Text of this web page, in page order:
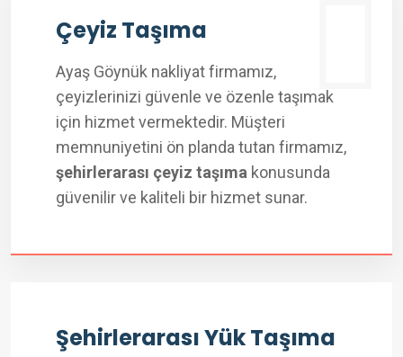
Çeyiz Taşıma
Ayaş Göynük nakliyat firmamız,
çeyizlerinizi güvenle ve özenle taşımak
için hizmet vermektedir. Müşteri
memnuniyetini ön planda tutan firmamız,
şehirlerarası çeyiz taşıma konusunda
güvenilir ve kaliteli bir hizmet sunar.
Şehirlerarası Yük Taşıma